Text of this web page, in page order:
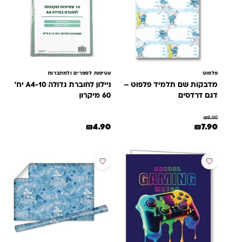
פלפוט
מדבקות שם תלמיד פלפוט –
דגם דרדסים
₪9.00
המחיר המקורי היה: ₪9.00.
₪7.90
עטיפות לספרים ולמחברות
ניילון לחוברת גדולה A4-10 יח'
60 מיקרון
₪4.90
מבצע